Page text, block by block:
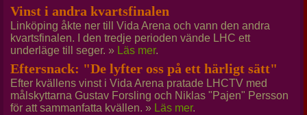
Vinst i andra kvartsfinalen
Linköping åkte ner till Vida Arena och vann den andra
kvartsfinalen. I den tredje perioden vände LHC ett
underläge till seger. » Läs mer.
Eftersnack: "De lyfter oss på ett härligt sätt"
Efter kvällens vinst i Vida Arena pratade LHCTV med
målskyttarna Gustav Forsling och Niklas "Pajen" Persson
för att sammanfatta kvällen. » Läs mer.